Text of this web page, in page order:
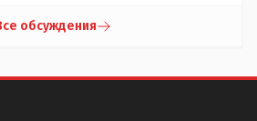
обсуждения